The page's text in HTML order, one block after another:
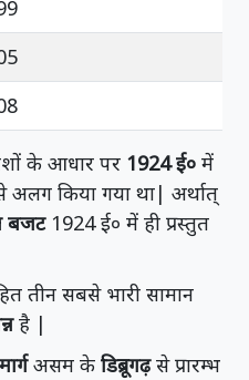
के आधार पर 1924 ई० में
किया गया था| अर्थात्
बजट1924 ई० में ही प्रस्तुत
तीन सबसे भारी सामान
है |
असम के डिब्रूगढ़से प्रारम्भ